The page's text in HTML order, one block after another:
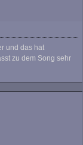
und das hat
zu dem Song sehr